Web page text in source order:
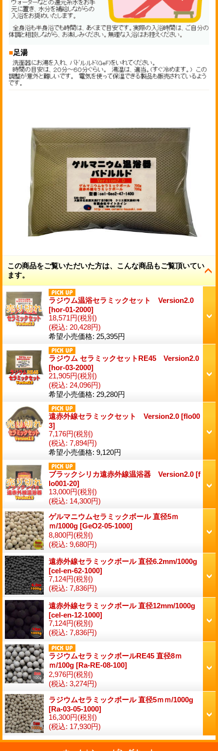
■足湯
この商品をご覧いただいた方は、こんな商品もご覧頂いてい
ます。
ラジウム温浴セラミックセット Version2.0
[hor-01-2000]
18,571円(税別)
(税込: 20,428円)
希望小売価格: 25,395円
ラジウム セラミックセットRE45 Version2.0
[hor-03-2000]
21,905円(税別)
(税込: 24,096円)
希望小売価格: 29,280円
遠赤外線セラミックセット Version2.0 [flo00
3]
7,176円(税別)
(税込: 7,894円)
希望小売価格: 9,120円
ブラックシリカ遠赤外線温浴器 Version2.0 [f
lo001-20]
13,000円(税別)
(税込: 14,300円)
ゲルマニウムセラミックボール 直径5ｍ
ｍ/1000g [GeO2-05-1000]
8,800円(税別)
(税込: 9,680円)
遠赤外線セラミックボール 直径6.2mm/1000g
[cel-en-62-1000]
7,124円(税別)
(税込: 7,836円)
遠赤外線セラミックボール 直径12mm/1000g
[cel-en-12-1000]
7,124円(税別)
(税込: 7,836円)
ラジウムセラミックボールRE45 直径8ｍ
ｍ/100g [Ra-RE-08-100]
2,976円(税別)
(税込: 3,274円)
ラジウムセラミックボール 直径5ｍｍ/1000g
[Ra-03-05-1000]
16,300円(税別)
(税込: 17,930円)